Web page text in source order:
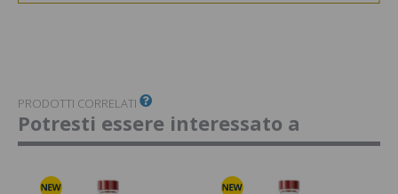
PRODOTTI CORRELATI
Potresti essere interessato a